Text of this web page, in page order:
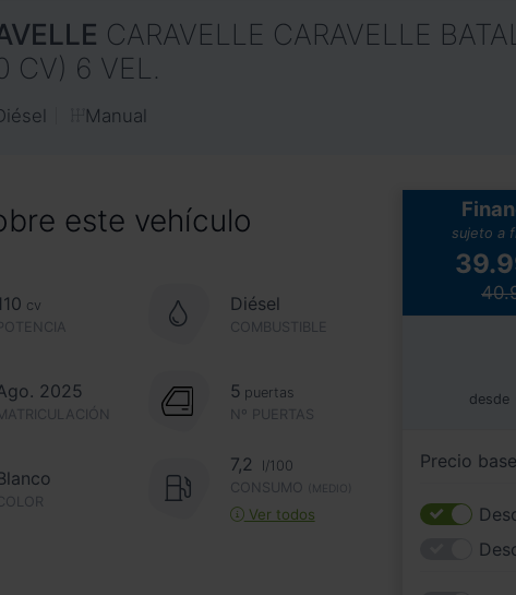
CARAVELLE CARAVELLE
CV) 6 VEL.
Manual
este vehículo
cv
POTENCIA
Diésel
COMBUSTIBLE
2025
MATRICULACIÓN Nº PUERTAS
5 puertas
7,2
l/100
CONSUMO
(MEDIO)
Ver todos
sujeto a
desde
Precio base